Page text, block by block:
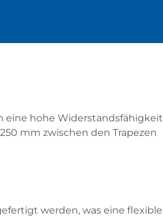
eine hohe Widerstandsfähigkeit
mm zwischen den Trapezen
werden, was eine flexible